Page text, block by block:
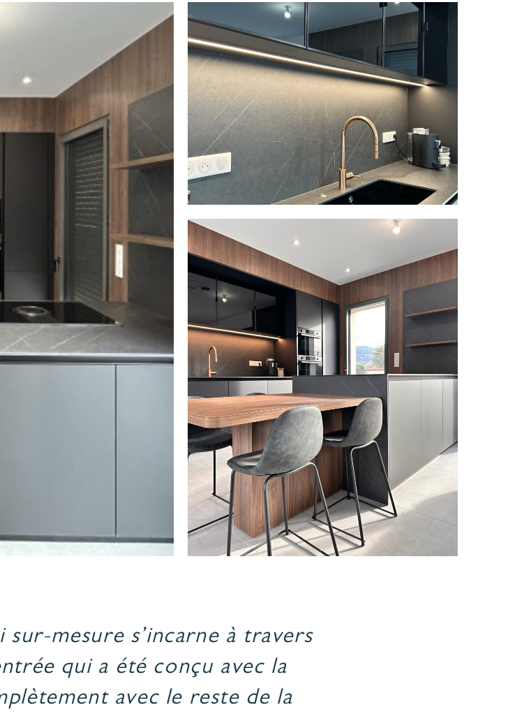
NOS PARTENAIRES
CUISINE RUSTIQUE CHIC
CUISINE MINIMALISTE
CUISINE AVEC COIN REPAS
TOUS LES STYLES
mesure s’incarne à travers
qui a été conçu avec la
avec le reste de la